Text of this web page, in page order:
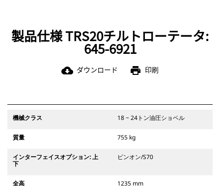
製品仕様 TRS20チルトローテータ:
645-6921
cloud_download ダウンロード print 印刷
機械クラス 18 ~ 24トン油圧ショベル
質量 755 kg
インターフェイスオプション: 上
下
ピンオン/S70
全高 1235 mm